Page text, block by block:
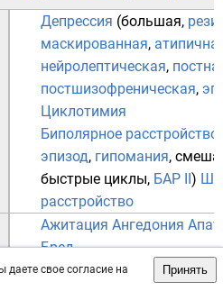
свое согласие на
Принять
Депрессия (большая,
маскированная,
нейролептическая,
постшизофреническая,
Циклотимия
Биполярное расстройство
эпизод, гипомания,
быстрые циклы, БАР II)
расстройство
Ажитация Ангедония
Бред
бред величия